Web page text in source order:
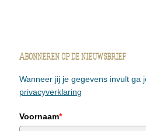
Abonneren op de nieuwsbrief
Wanneer jij je gegevens invult ga
privacyverklaring
Voornaam*